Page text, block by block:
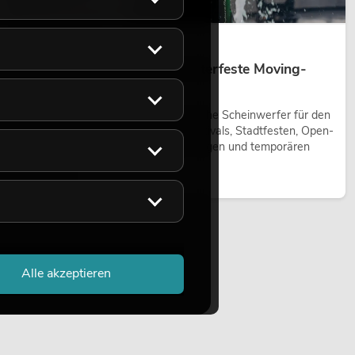
Outdoor Moving-Heads: Wetterfeste Moving-
Outdoor Moving-Heads sind bewegliche Scheinwerfer für den
Einsatz im Freien. Sie werden bei Festivals, Stadtfesten, Open-
Air-Konzerten, Architekturinszenierungen und temporären
Jetzt lesen
Alle akzeptieren